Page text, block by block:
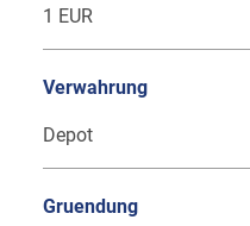
1 EUR
Verwahrung
Depot
Gruendung